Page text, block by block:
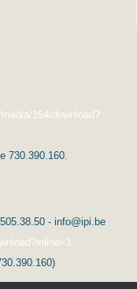
154/download?
730.390.160.
- info@ipi.be